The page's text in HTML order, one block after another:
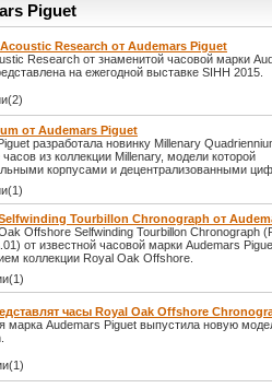
Piguet
Research от Audemars Piguet
Research от знаменитой часовой марки
на ежегодной выставке SIHH 2015.
от Audemars Piguet
разработала новинку Millenary
из коллекции Millenary, модели которой
корпусами и децентрализованными
Tourbillon Chronograph от
Offshore Selfwinding Tourbillon Chronograph
от известной часовой марки Audemars
коллекции Royal Oak Offshore.
часы Royal Oak Offshore
марка Audemars Piguet выпустила новую